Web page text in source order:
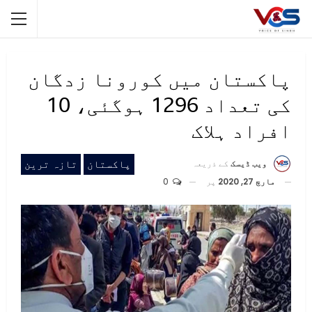
پاکستان میں کورونا زدگان
کی تعداد 1296 ہوگئی، 10
افراد ہلاک
پاکستان تازہ ترین ویب ڈیسک کے ذریعہ
مارچ 27, 2020
پر